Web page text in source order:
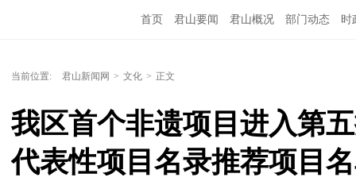
首页 君山要闻 君山概况 部门动态 时
当前位置: 君山新闻网 > 文化 > 正文
我区首个非遗项目进入第
代表性项目名录推荐项目